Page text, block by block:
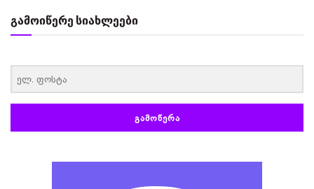
გამოიწერე სიახლეები
ᲒᲐᲛᲝᲬᲔᲠᲐ